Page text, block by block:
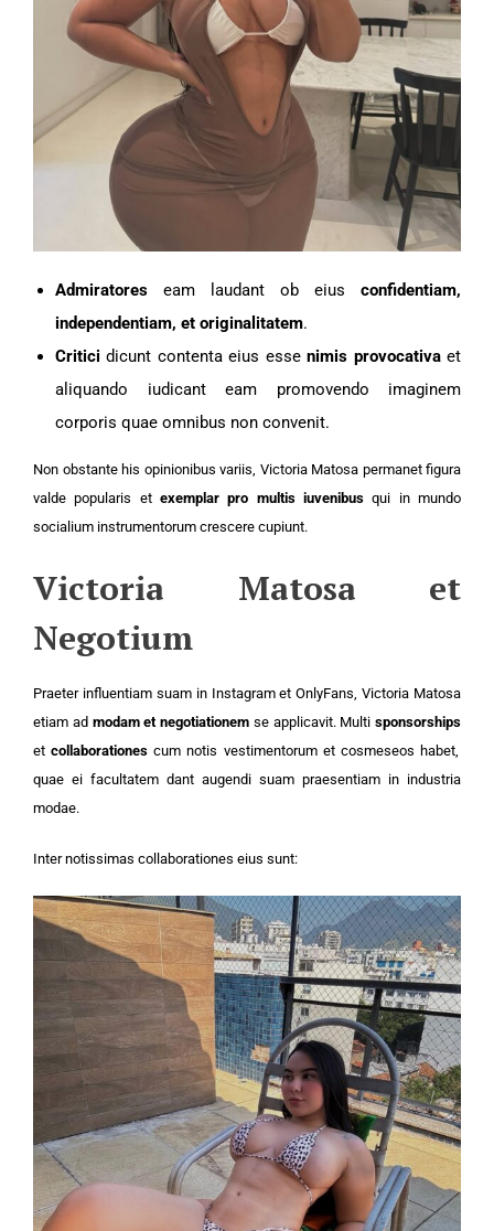
Admiratores eam laudant ob eius confidentiam,
independentiam, et originalitatem.
Critici dicunt contenta eius essenimis provocativaet
aliquando iudicant eam promovendo imaginem
corporis quae omnibus non convenit.
Non obstante his opinionibus variis, Victoria Matosa permanet figura
valde popularis et exemplar pro multis iuvenibus qui in mundo
socialium instrumentorum crescere cupiunt.
Victoria Matosa et
Negotium
Praeter influentiam suam in Instagram et OnlyFans, Victoria Matosa
etiam ad modam et negotiationem se applicavit. Multi sponsorships
etcollaborationes cum notis vestimentorum et cosmeseos habet,
quae ei facultatem dant augendi suam praesentiam in industria
modae.
Inter notissimas collaborationes eius sunt: